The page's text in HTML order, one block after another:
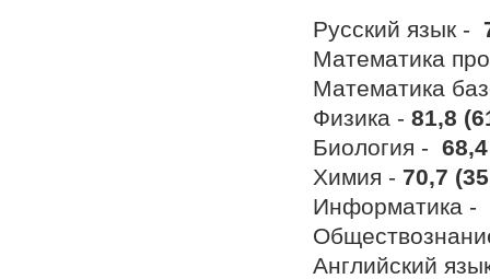
Русский язык -
Математика
Математика
Физика - 81,8
Биология -
Химия - 70,7
Информатика -
Английский